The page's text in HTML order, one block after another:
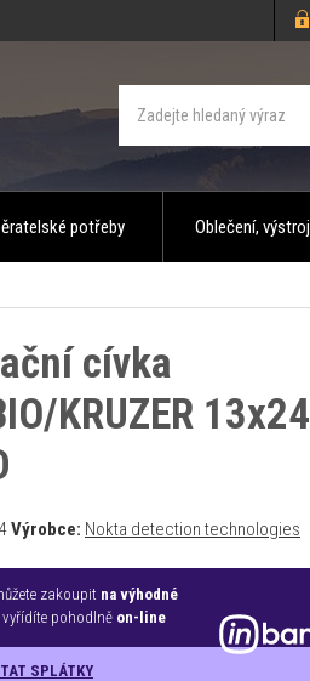
potřeby Oblečení, výstroj
cívka
KRUZER 13x24
Výrobce: Nokta detection technologies
zakoupit na výhodné
vyřídíte pohodlně on-line
SPLÁTKY